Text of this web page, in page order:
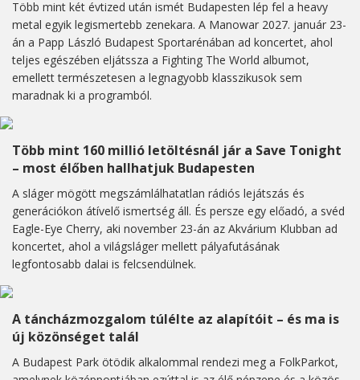
Több mint két évtized után ismét Budapesten lép fel a heavy
metal egyik legismertebb zenekara. A Manowar 2027. január 23-
án a Papp László Budapest Sportarénában ad koncertet, ahol
teljes egészében eljátssza a Fighting The World albumot,
emellett természetesen a legnagyobb klasszikusok sem
maradnak ki a programból.
Több mint 160 millió letöltésnál jár a Save Tonight
– most élőben hallhatjuk Budapesten
A sláger mögött megszámlálhatatlan rádiós lejátszás és
generációkon átívelő ismertség áll. És persze egy előadó, a svéd
Eagle-Eye Cherry, aki november 23-án az Akvárium Klubban ad
koncertet, ahol a világsláger mellett pályafutásának
legfontosabb dalai is felcsendülnek.
A táncházmozgalom túlélte az alapítóit – és ma is
új közönséget talál
A Budapest Park ötödik alkalommal rendezi meg a FolkParkot,